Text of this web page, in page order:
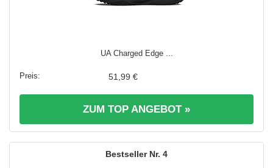
UA Charged Edge ...
51,99 €
ZUM TOP ANGEBOT »
4